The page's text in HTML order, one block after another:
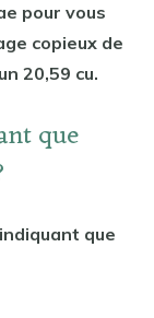
pour vous
copieux de
20,59 cu.
que
que